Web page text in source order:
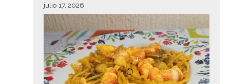
julio 17, 2026